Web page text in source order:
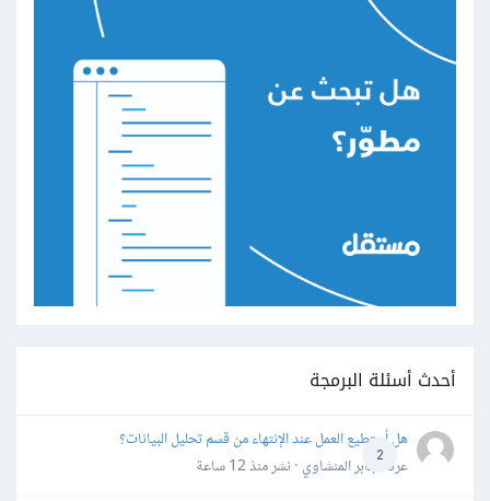
أحدث أسئلة البرمجة
2
هل أستطيع العمل عند الإنتهاء من قسم تحليل البيانات؟
عرفه جابر المنشاوي · نشرمنذ 12 ساعة